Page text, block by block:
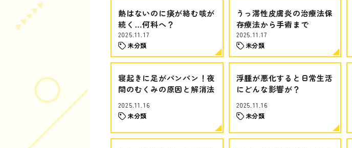
熱はないのに痰が絡む咳が
続く…何科へ？
2025.11.17
未分類
うっ滞性皮膚炎の治療法保
存療法から手術まで
2025.11.17
未分類
寝起きに足がパンパン！夜
間のむくみの原因と解消法
2025.11.16
未分類
浮腫が悪化すると日常生活
にどんな影響が？
2025.11.16
未分類